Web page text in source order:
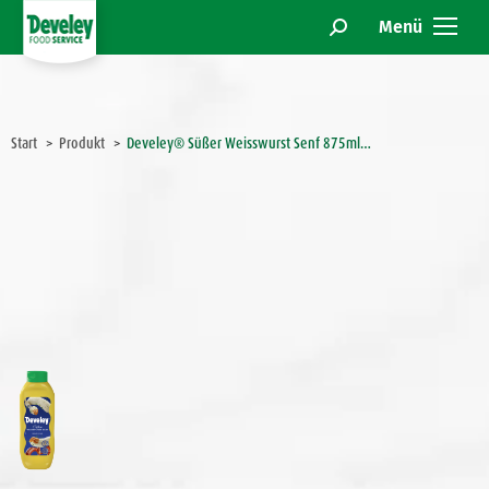
Menü
Search:
Start Produkt Develey® Süßer Weisswurst Senf 875ml…